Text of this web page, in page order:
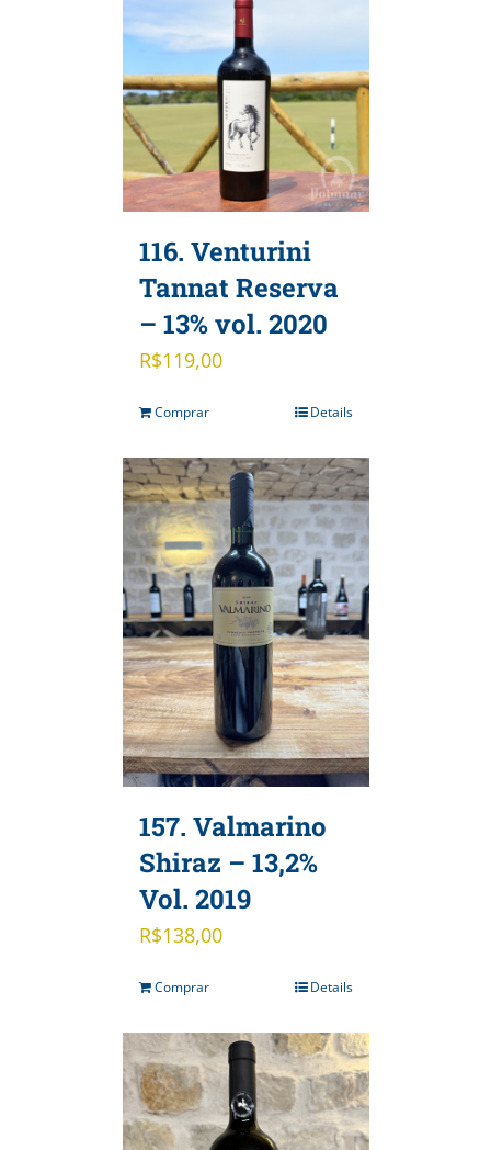
116. Venturini
Tannat Reserva
– 13% vol. 2020
R$119,00
Comprar Details
157. Valmarino
Shiraz – 13,2%
Vol. 2019
R$138,00
Comprar Details